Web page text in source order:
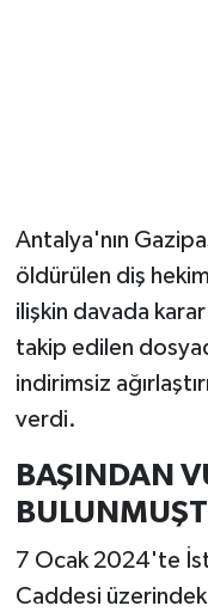
Antalya'nın
öldürülen diş
ilişkin davada karar
takip edilen
indirimsiz
verdi.
BAŞINDAN
7 Ocak 2024'te
Caddesi